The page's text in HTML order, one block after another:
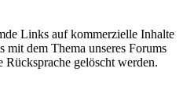
Links auf kommerzielle Inhalte
mit dem Thema unseres Forums
Rücksprache gelöscht werden.